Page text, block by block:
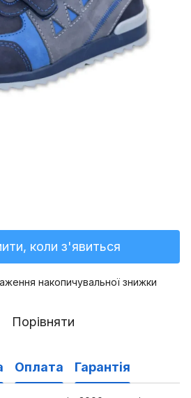
коли з'явиться
накопичувальної знижки
Порівняти
Оплата Гарантія